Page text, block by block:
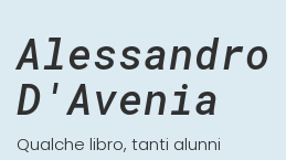
Alessandro
D'Avenia
Qualche libro, tanti alunni